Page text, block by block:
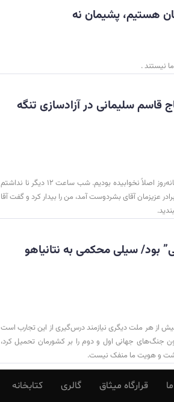
هستیم، پشیمان نه
نیستند .
سلیمانی در آزادسازی تنگه
بعد از ۱۰ روز جنگ به‌شدت خسته بودیم. ده شبانه‌روز اصلاً نخوابیده بودیم. شب ساعت ۱۲ دیگر نا نداشتم
عزیزمان آقای بشردوست آمد، من را بیدار کرد و گفت آقا
بود/ سیلی محکمی به نتانیاهو
از هر ملت دیگری نیازمند درس‌گیری از این تجارب است
جهانی اول و دوم را بر کشورمان تحمیل کرد،
و هویت ما منفک نیست.
قرارگاه میثاق گالری کتابخانه